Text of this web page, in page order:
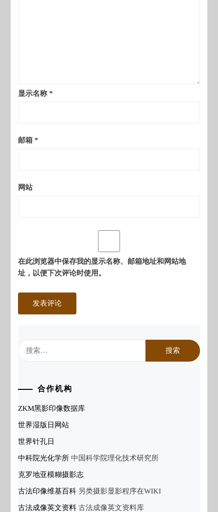
显示名称*
邮箱*
网站
在此浏览器中保存我的显示名称、邮箱地址和网站地
址，以便下次评论时使用。
合作机构
ZKM黑影印像数据库
世界湿版日网站
世界针孔日
中科院光化学所 中国科学院理化技术研究所
克罗地亚模糊摄影志
古法印像维基百科 另类摄影显影程序在WIKI
古法成像英文资料 古法成像英文资料库